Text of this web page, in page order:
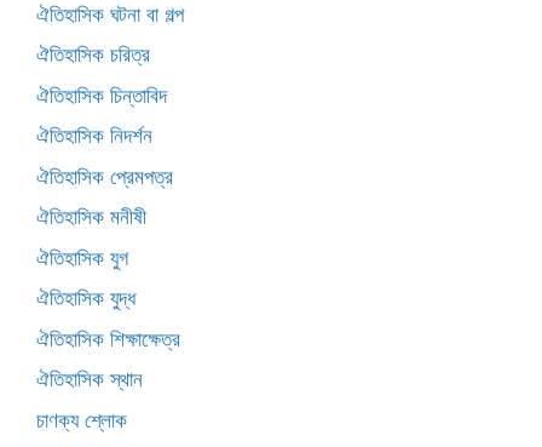
ঐতিহাসিক ঘটনা বা গল্প
ঐতিহাসিক চরিত্র
ঐতিহাসিক চিন্তাবিদ
ঐতিহাসিক নিদর্শন
ঐতিহাসিক প্রেমপত্র
ঐতিহাসিক মনীষী
ঐতিহাসিক যুগ
ঐতিহাসিক যুদ্ধ
ঐতিহাসিক শিক্ষাক্ষেত্র
ঐতিহাসিক স্থান
চাণক্য শ্লোক